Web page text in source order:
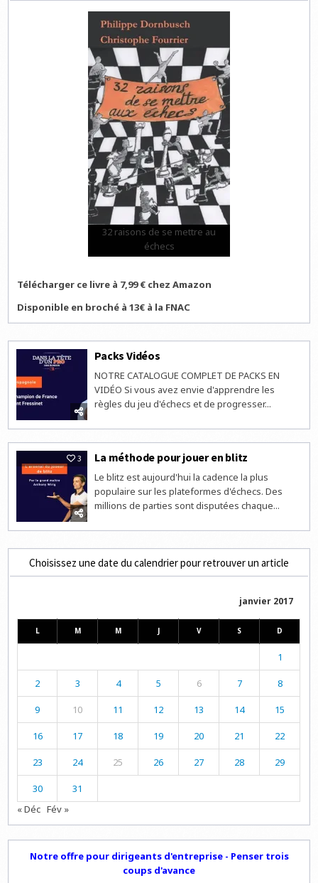
32 raisons de se mettre au
échecs
Télécharger ce livre à 7,99 € chez Amazon
Disponible en broché à 13€ à la FNAC
Packs Vidéos
NOTRE CATALOGUE COMPLET DE PACKS EN
VIDÉO Si vous avez envie d'apprendre les
règles du jeu d'échecs et de progresser...
3 La méthode pour jouer en blitz
Le blitz est aujourd'hui la cadence la plus
populaire sur les plateformes d'échecs. Des
millions de parties sont disputées chaque...
Choisissez une date du calendrier pour retrouver un article
janvier 2017
L M M J V S D
1
2 3 4 5 6 7 8
9 10 11 12 13 14 15
16 17 18 19 20 21 22
23 24 25 26 27 28 29
30
31
« Déc Fév »
Notre offre pour dirigeants d'entreprise - Penser trois
coups d'avance